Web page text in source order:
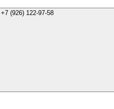
+7 (926) 122-97-58